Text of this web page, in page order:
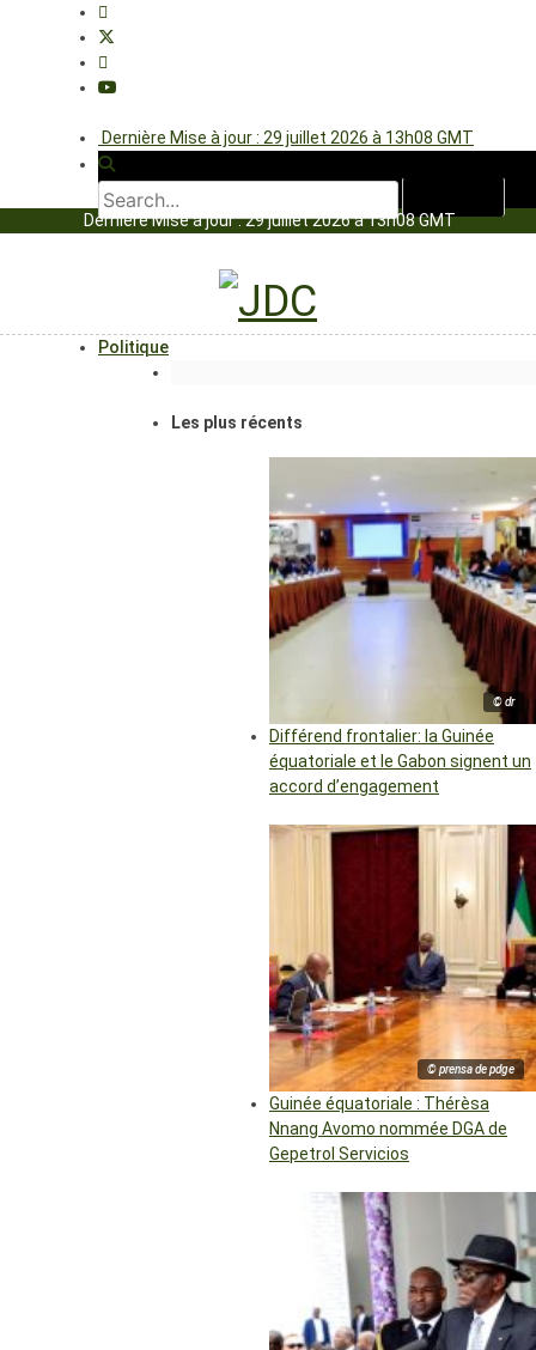
Dernière Mise à jour : 29 juillet 2026 à 13h08 GMT
Dernière Mise à jour : 29 juillet 2026 à 13h08 GMT
Politique
Les plus récents
© dr
Différend frontalier: la Guinée
équatoriale et le Gabon signent un
accord d’engagement
© prensa de pdge
Guinée équatoriale : Thérèsa
Nnang Avomo nommée DGA de
Gepetrol Servicios